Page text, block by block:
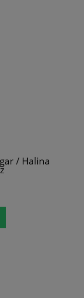
/ Halina